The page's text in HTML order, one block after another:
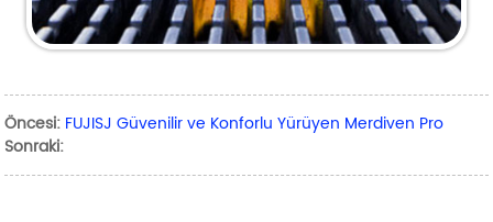
Öncesi: FUJISJ Güvenilir ve Konforlu Yürüyen Merdiven Pro
Sonraki: